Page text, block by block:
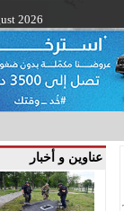
2026
عناوين و أخبار